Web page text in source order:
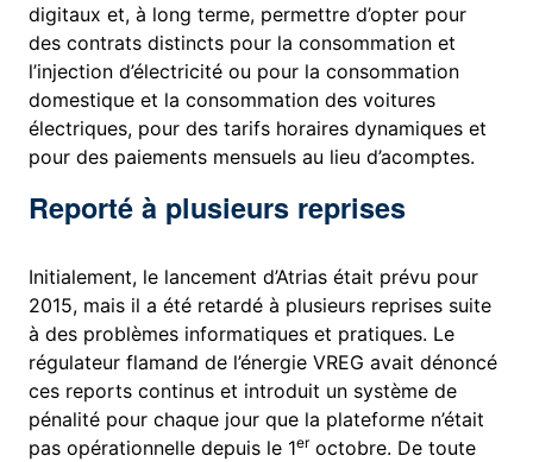
digitaux et, à long terme, permettre d’opter pour
des contrats distincts pour la consommation et
l’injection d’électricité ou pour la consommation
domestique et la consommation des voitures
électriques, pour des tarifs horaires dynamiques et
pour des paiements mensuels au lieu d’acomptes.
Reporté à plusieurs reprises
Initialement, le lancement d’Atrias était prévu pour
2015, mais il a été retardé à plusieurs reprises suite
à des problèmes informatiques et pratiques. Le
régulateur flamand de l’énergie VREG avait dénoncé
ces reports continus et introduit un système de
pénalité pour chaque jour que la plateforme n’était
pas opérationnelle depuis le 1eroctobre. De toute